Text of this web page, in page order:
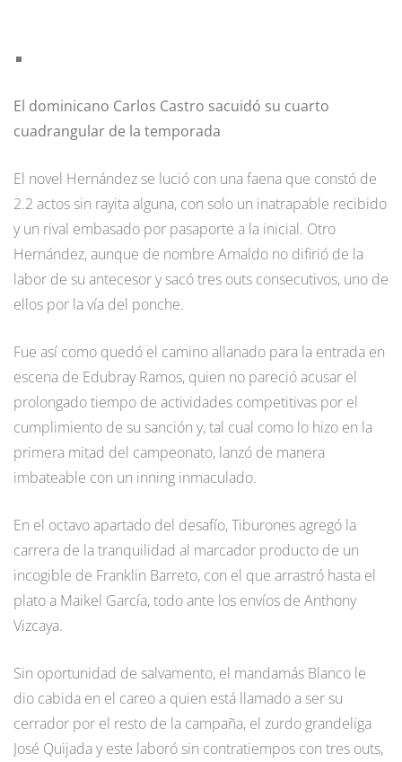
El dominicano Carlos Castro sacuidó su cuarto
cuadrangular de la temporada
El novel Hernández se lució con una faena que constó de
2.2 actos sin rayita alguna, con solo un inatrapable recibido
y un rival embasado por pasaporte a la inicial. Otro
Hernández, aunque de nombre Arnaldo no difirió de la
labor de su antecesor y sacó tres outs consecutivos, uno de
ellos por la vía del ponche.
Fue así como quedó el camino allanado para la entrada en
escena de Edubray Ramos, quien no pareció acusar el
prolongado tiempo de actividades competitivas por el
cumplimiento de su sanción y, tal cual como lo hizo en la
primera mitad del campeonato, lanzó de manera
imbateable con un inning inmaculado.
En el octavo apartado del desafío, Tiburones agregó la
carrera de la tranquilidad al marcador producto de un
incogible de Franklin Barreto, con el que arrastró hasta el
plato a Maikel García, todo ante los envíos de Anthony
Vizcaya.
Sin oportunidad de salvamento, el mandamás Blanco le
dio cabida en el careo a quien está llamado a ser su
cerrador por el resto de la campaña, el zurdo grandeliga
José Quijada y este laboró sin contratiempos con tres outs,